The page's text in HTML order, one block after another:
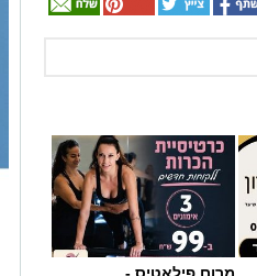
מרום פילאטיס -
כרטיסיית הכרות
ללקוחות חדשים